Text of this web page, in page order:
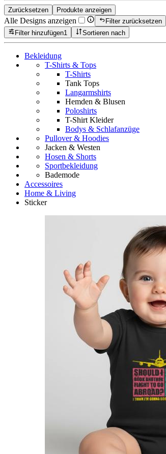
Zurücksetzen Produkte anzeigen
Alle Designs anzeigen
Filter zurücksetzen
Filter hinzufügen1 Sortieren nach
Bekleidung
T-Shirts & Tops
T-Shirts
Tank Tops
Langarmshirts
Hemden & Blusen
Poloshirts
T-Shirt Kleider
Bodys & Schlafanzüge
Pullover & Hoodies
Jacken & Westen
Hosen & Shorts
Sportbekleidung
Bademode
Accessoires
Home & Living
Sticker